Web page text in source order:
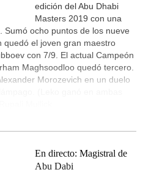
edición del Abu Dhabi
Masters 2019 con una
Sumó ocho puntos de los nueve
quedó el joven gran maestro
con 7/9. El actual Campeón
Maghsoodloo quedó tercero.
Morozevich en un duelo
En directo: Magistral de
Abu Dabi